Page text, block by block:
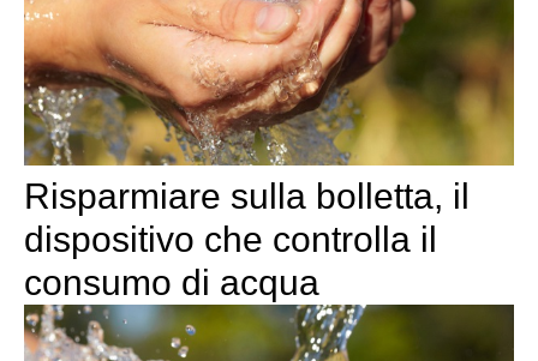
Risparmiare sulla bolletta, il
dispositivo che controlla il
consumo di acqua